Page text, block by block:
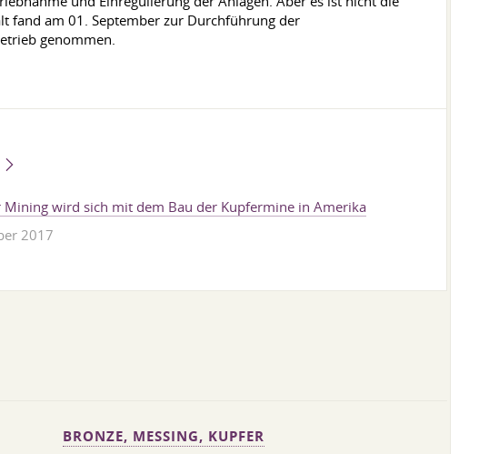
fand am 01. September zur Durchführung der
genommen.
Mining wird sich mit dem Bau der Kupfermine in Amerika
2017
BRONZE, MESSING, KUPFER